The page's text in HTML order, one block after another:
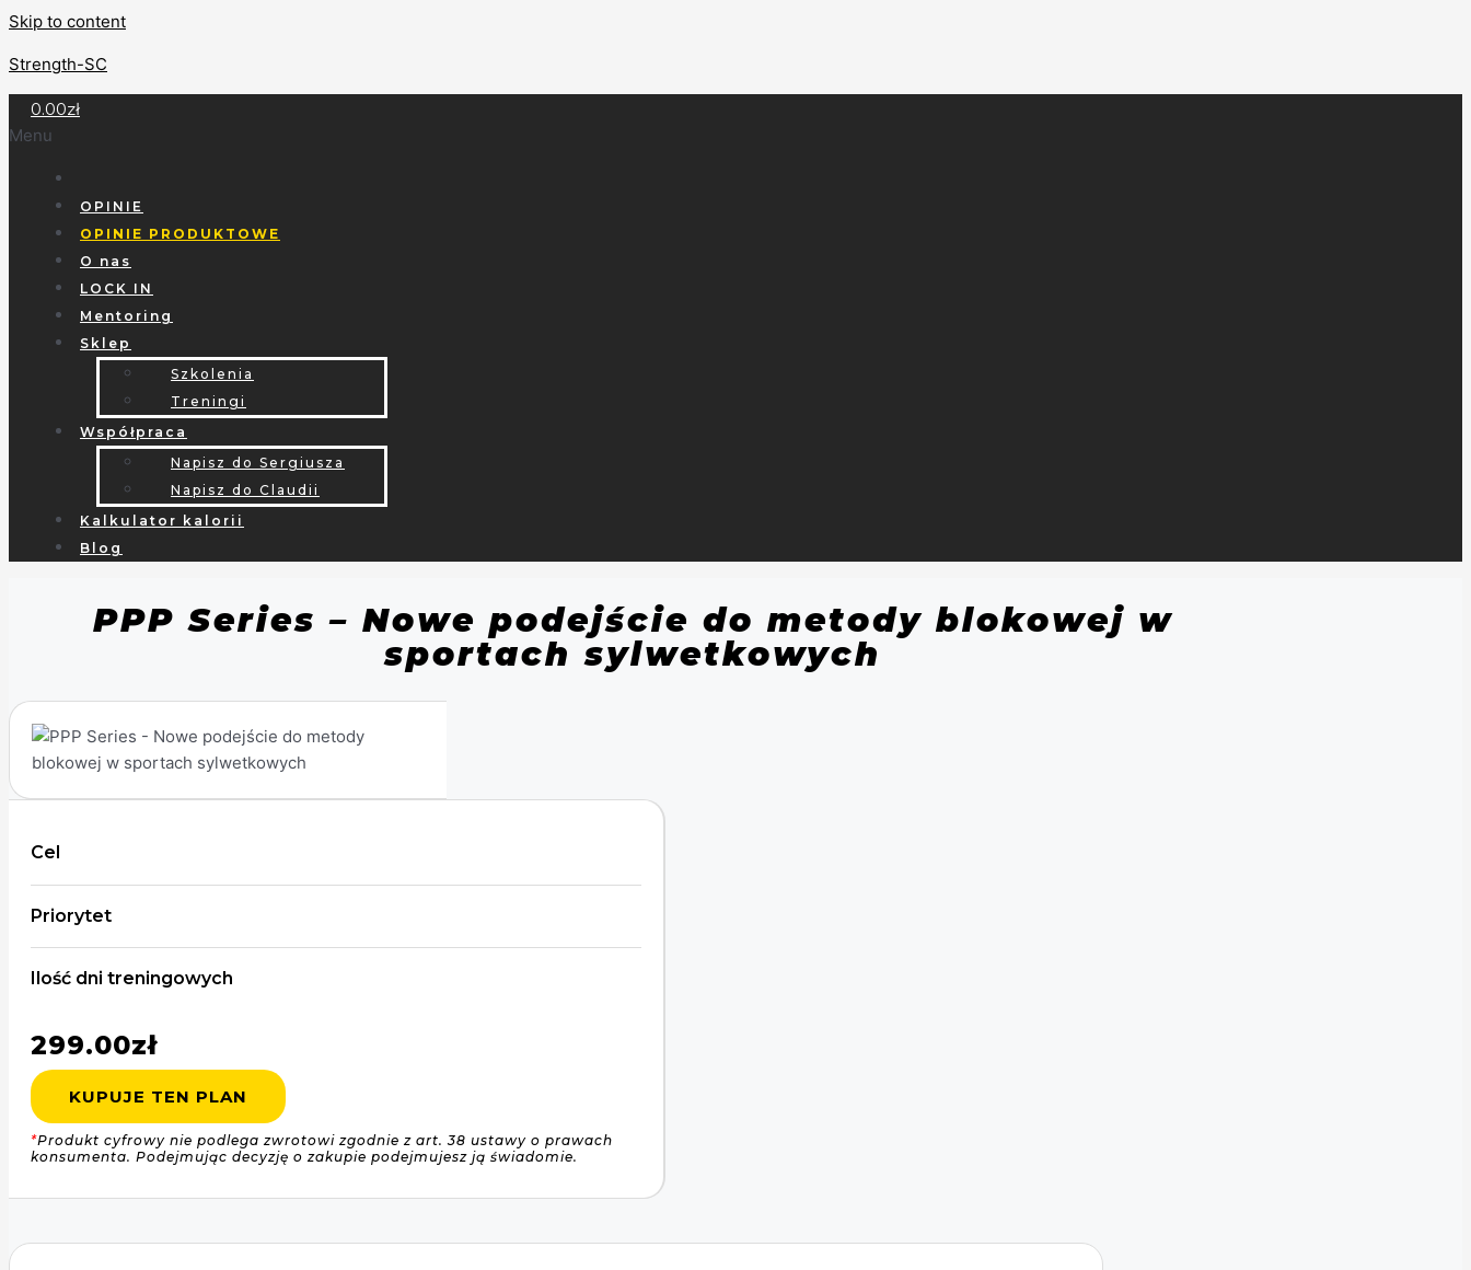
Skip to content
Strength-SC
0.00zł
Menu
OPINIE
OPINIE PRODUKTOWE
O nas
LOCK IN
Mentoring
Sklep
Szkolenia
Treningi
Współpraca
Napisz do Sergiusza
Napisz do Claudii
Kalkulator kalorii
Blog
PPP Series – Nowe podejście do metody blokowej w
sportach sylwetkowych
Cel
Priorytet
Ilość dni treningowych
299.00zł
KUPUJE TEN PLAN
*Produkt cyfrowy nie podlega zwrotowi zgodnie z art. 38 ustawy o prawach
konsumenta. Podejmując decyzję o zakupie podejmujesz ją świadomie.